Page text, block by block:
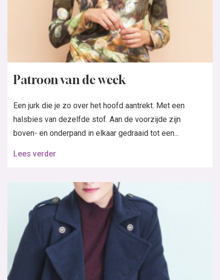
Patroon van de week
Een jurk die je zo over het hoofd aantrekt. Met een
halsbies van dezelfde stof. Aan de voorzijde zijn
boven- en onderpand in elkaar gedraaid tot een...
Lees verder